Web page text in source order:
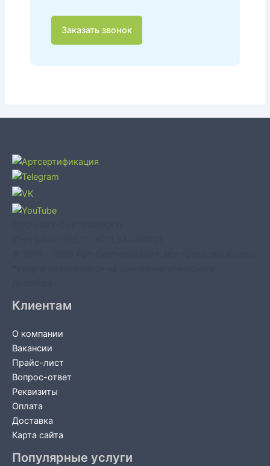
Заказать звонок
Клиентам
О компании
Вакансии
Прайс-лист
Вопрос-ответ
Реквизиты
Оплата
Доставка
Карта сайта
Популярные услуги